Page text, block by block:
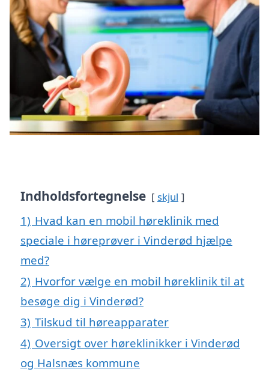
Indholdsfortegnelse skjul
1) Hvad kan en mobil høreklinik med
speciale i høreprøver i Vinderød hjælpe
med?
2) Hvorfor vælge en mobil høreklinik til at
besøge dig i Vinderød?
3) Tilskud til høreapparater
4) Oversigt over høreklinikker i Vinderød
og Halsnæs kommune